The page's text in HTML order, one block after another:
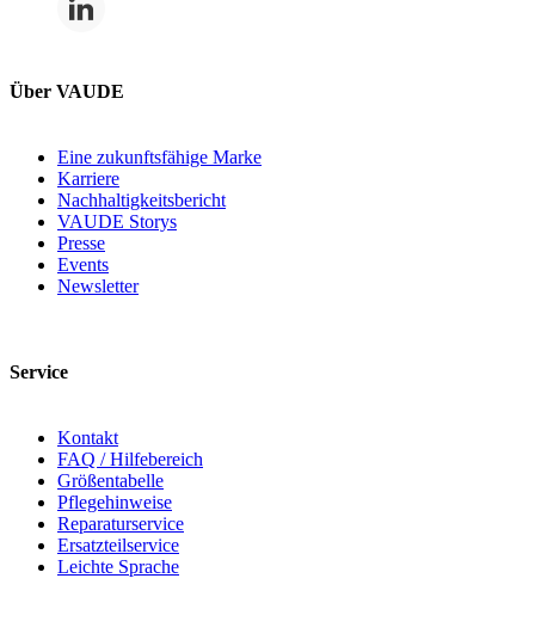
Über VAUDE
Eine zukunftsfähige Marke
Karriere
Nachhaltigkeitsbericht
VAUDE Storys
Presse
Events
Newsletter
Service
Kontakt
FAQ / Hilfebereich
Größentabelle
Pflegehinweise
Reparaturservice
Ersatzteilservice
Leichte Sprache